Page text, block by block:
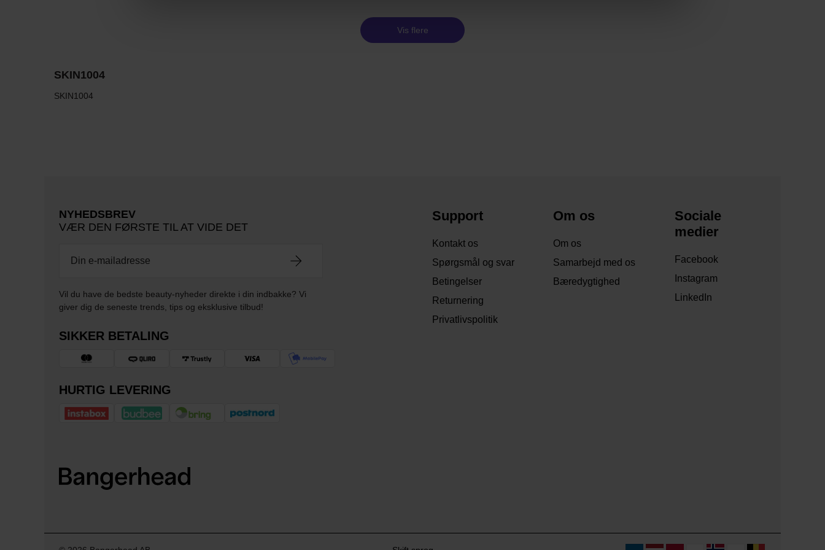
Vis flere
SKIN1004
SKIN1004
NYHEDSBREV
VÆR DEN FØRSTE TIL AT VIDE DET
Vil du have de bedste beauty-nyheder direkte i din indbakke? Vi
giver dig de seneste trends, tips og eksklusive tilbud!
SIKKER BETALING
HURTIG LEVERING
Support
Kontakt os
Spørgsmål og svar
Betingelser
Returnering
Privatlivspolitik
Om os
Om os
Samarbejd med os
Bæredygtighed
Sociale
medier
Facebook
Instagram
LinkedIn